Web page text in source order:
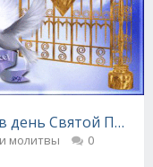
Святой Пасхи
и молитвы 0